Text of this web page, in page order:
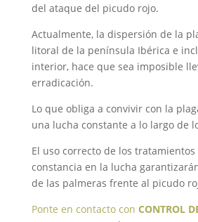
del ataque del picudo rojo.
Actualmente, la dispersión de la
litoral de la península Ibérica e
interior, hace que sea imposible
erradicación.
Lo que obliga a convivir con la
una lucha constante a lo largo de
El uso correcto de los
constancia en la lucha
de las palmeras frente al picudo
Ponte en contacto con CONTROL